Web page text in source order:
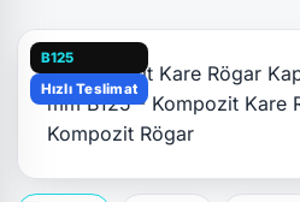
B125
Hızlı Teslimat